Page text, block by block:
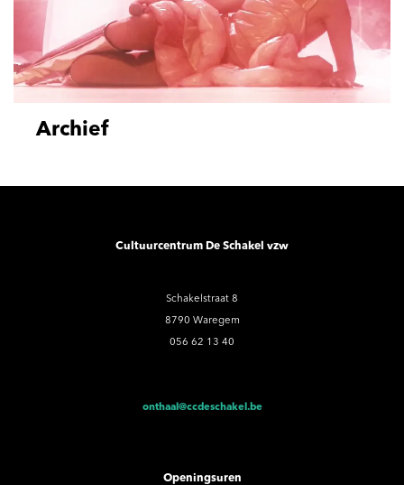
Archief
Cultuurcentrum De Schakel vzw
Schakelstraat 8
8790 Waregem
056 62 13 40
onthaal@ccdeschakel.be
Openingsuren